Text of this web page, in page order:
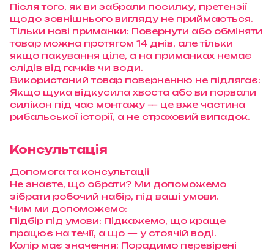
Після того, як ви забрали посилку, претензії
щодо зовнішнього вигляду не приймаються.
Тільки нові приманки: Повернути або обміняти
товар можна протягом 14 днів, але тільки
якщо пакування ціле, а на приманках немає
слідів від гачків чи води.
Використаний товар поверненню не підлягає:
Якщо щука відкусила хвоста або ви порвали
силікон під час монтажу — це вже частина
рибальської історії, а не страховий випадок.
Консультація
Допомога та консультації
Не знаєте, що обрати? Ми допоможемо
зібрати робочий набір, під ваші умови.
Чим ми допоможемо:
Підбір під умови: Підкажемо, що краще
працює на течії, а що — у стоячій воді.
Колір має значення: Порадимо перевірені